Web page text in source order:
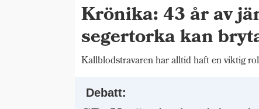
Krönika: 43 år av
segertorka kan
Kallblodstravaren har alltid haft en viktig
Debatt: